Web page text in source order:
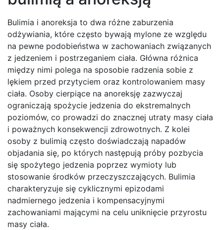
Bulimia i anoreksja to dwa różne zaburzenia
odżywiania, które często bywają mylone ze względu
na pewne podobieństwa w zachowaniach związanych
z jedzeniem i postrzeganiem ciała. Główna różnica
między nimi polega na sposobie radzenia sobie z
lękiem przed przytyciem oraz kontrolowaniem masy
ciała. Osoby cierpiące na anoreksję zazwyczaj
ograniczają spożycie jedzenia do ekstremalnych
poziomów, co prowadzi do znacznej utraty masy ciała
i poważnych konsekwencji zdrowotnych. Z kolei
osoby z bulimią często doświadczają napadów
objadania się, po których następują próby pozbycia
się spożytego jedzenia poprzez wymioty lub
stosowanie środków przeczyszczających. Bulimia
charakteryzuje się cyklicznymi epizodami
nadmiernego jedzenia i kompensacyjnymi
zachowaniami mającymi na celu uniknięcie przyrostu
masy ciała.